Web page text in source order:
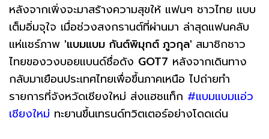
หลังจากเพิ่งจะมาสร้างความสุขให้ แฟนๆ ชาวไทย แบบ
เต็มอิ่มจุใจ เมื่อช่วงสงกรานต์ที่ผ่านมา ล่าสุดแฟนคลับ
แห่แชร์ภาพ 'แบมแบม กันต์พิมุกต์ ภูวกุล' สมาชิกชาว
ไทยของวงบอยแบนด์ชื่อดัง GOT7 หลังจากเดินทาง
กลับมาเยือนประเทศไทยเพื่อขึ้นภาคเหนือ ไปถ่ายทำ
รายการที่จังหวัดเชียงใหม่ ส่งแฮชแท็ก #แบมแบมแอ่ว
เชียงใหม่ ทะยานขึ้นเทรนด์ทวิตเตอร์อย่างโดดเด่น